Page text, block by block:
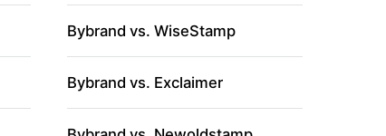
Bybrand vs. WiseStamp
Bybrand vs. Exclaimer